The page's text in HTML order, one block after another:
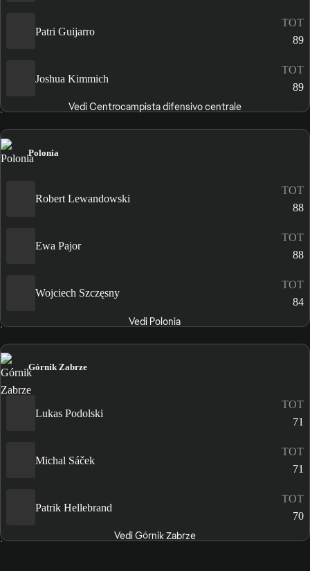
Patri Guijarro
TOT
89
Joshua Kimmich
TOT
89
Vedi Centrocampista difensivo centrale
Polonia
Robert Lewandowski
TOT
88
Ewa Pajor
TOT
88
Wojciech Szczęsny
TOT
84
Vedi Polonia
Górnik Zabrze
Lukas Podolski
TOT
71
Michal Sáček
TOT
71
Patrik Hellebrand
TOT
70
Vedi Górnik Zabrze